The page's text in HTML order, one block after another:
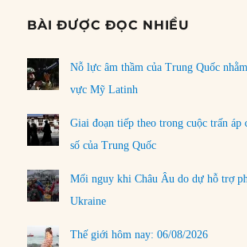
BÀI ĐƯỢC ĐỌC NHIỀU
Nỗ lực âm thầm của Trung Quốc
vực Mỹ Latinh
Giai đoạn tiếp theo trong cuộc trấn áp
số của Trung Quốc
Mối nguy khi Châu Âu do dự hỗ trợ
Ukraine
Thế giới hôm nay: 06/08/2026